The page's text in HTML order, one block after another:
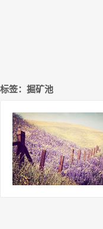
标签：掘矿池